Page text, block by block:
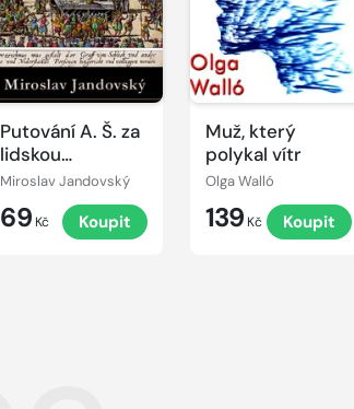
Putování A. Š. za
lidskou
důstojností
Miroslav Jandovský
69 Kč Koupit
Muž, který
polykal vítr
Olga Walló
139 Kč Koupit